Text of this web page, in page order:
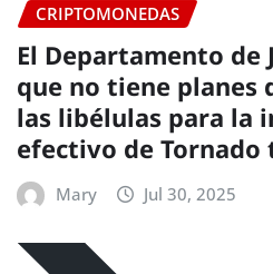
CRIPTOMONEDAS
El Departamento de
que no tiene planes
las libélulas para la
efectivo de Tornado
Mary Jul 30, 2025